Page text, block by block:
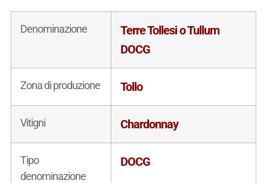
Denominazione
Terre Tollesi o Tullum
DOCG
Zona di produzione Tollo
Vitigni Chardonnay
Tipo
denominazione
DOCG